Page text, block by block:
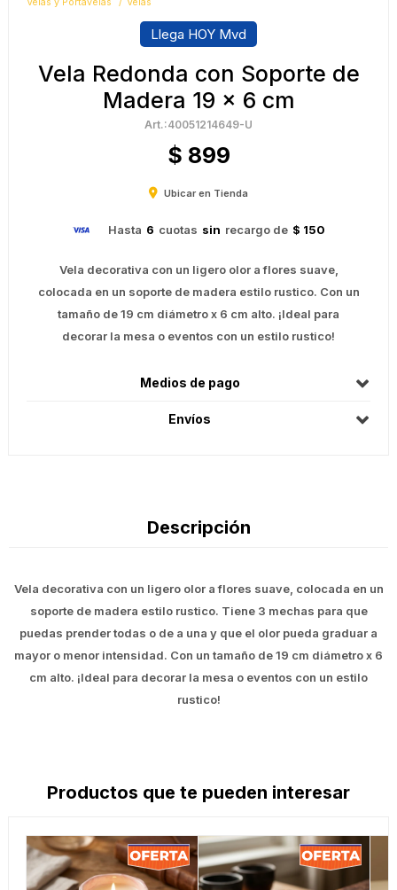
Velas y Portavelas Velas
Llega HOY Mvd
Vela Redonda con Soporte de
Madera 19 x 6 cm
40051214649-U
$ 899
Ubicar en Tienda
Hasta 6 cuotas sin recargo de $ 150
Vela decorativa con un ligero olor a flores suave,
colocada en un soporte de madera estilo rustico. Con un
tamaño de 19 cm diámetro x 6 cm alto. ¡Ideal para
decorar la mesa o eventos con un estilo rustico!
Medios de pago
Envíos
Descripción
Vela decorativa con un ligero olor a flores suave, colocada en un
soporte de madera estilo rustico. Tiene 3 mechas para que
puedas prender todas o de a una y que el olor pueda graduar a
mayor o menor intensidad. Con un tamaño de 19 cm diámetro x 6
cm alto. ¡Ideal para decorar la mesa o eventos con un estilo
rustico!
Productos que te pueden interesar